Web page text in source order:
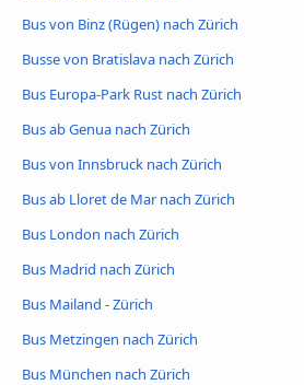
Bus von Binz (Rügen) nach Zürich
Busse von Bratislava nach Zürich
Bus Europa-Park Rust nach Zürich
Bus ab Genua nach Zürich
Bus von Innsbruck nach Zürich
Bus ab Lloret de Mar nach Zürich
Bus London nach Zürich
Bus Madrid nach Zürich
Bus Mailand - Zürich
Bus Metzingen nach Zürich
Bus München nach Zürich